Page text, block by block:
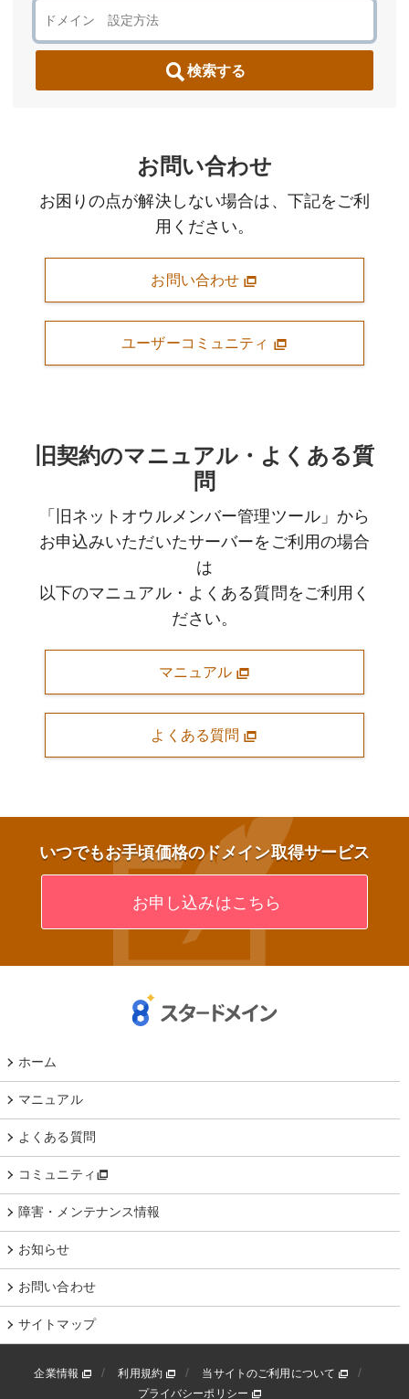
検索する
お問い合わせ
お困りの点が解決しない場合は、下記をご利
用ください。
お問い合わせ
ユーザーコミュニティ
旧契約のマニュアル・よくある質
問
「旧ネットオウルメンバー管理ツール」から
お申込みいただいたサーバーをご利用の場合
は
以下のマニュアル・よくある質問をご利用く
ださい。
マニュアル
よくある質問
いつでもお手頃価格のドメイン取得サービス
お申し込みはこちら
ホーム
マニュアル
よくある質問
コミュニティ
障害・メンテナンス情報
お知らせ
お問い合わせ
サイトマップ
企業情報 利用規約
当サイトのご利用について
プライバシーポリシー